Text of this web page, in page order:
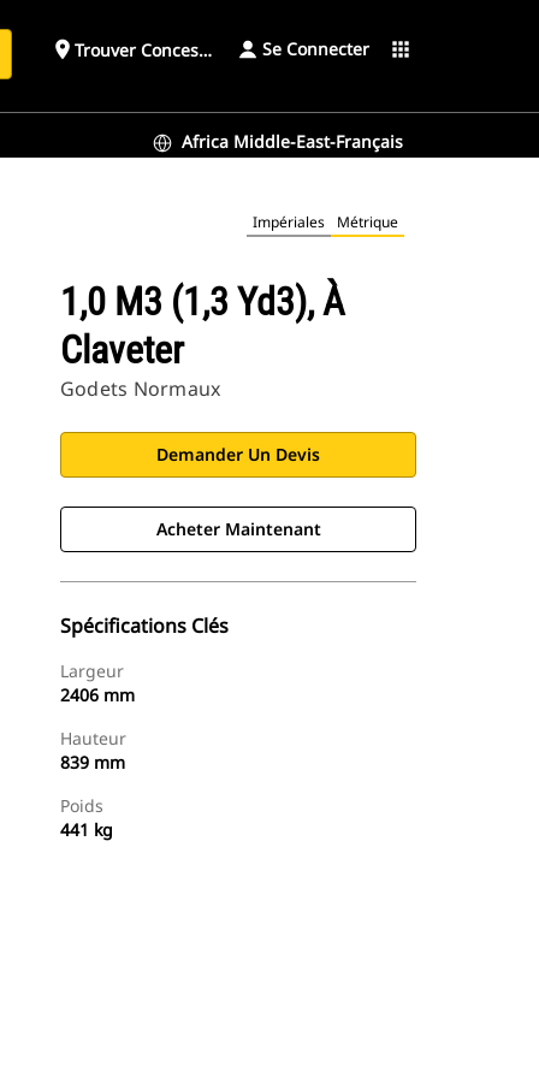
place Trouver ConcessionnaireSe Connecter apps
Africa Middle-East-Français
Impériales Métrique
1,0 M3 (1,3 Yd3), À
Claveter
Godets Normaux
Demander Un Devis
Acheter Maintenant
Spécifications Clés
Largeur
2406 mm
Hauteur
839 mm
Poids
441 kg